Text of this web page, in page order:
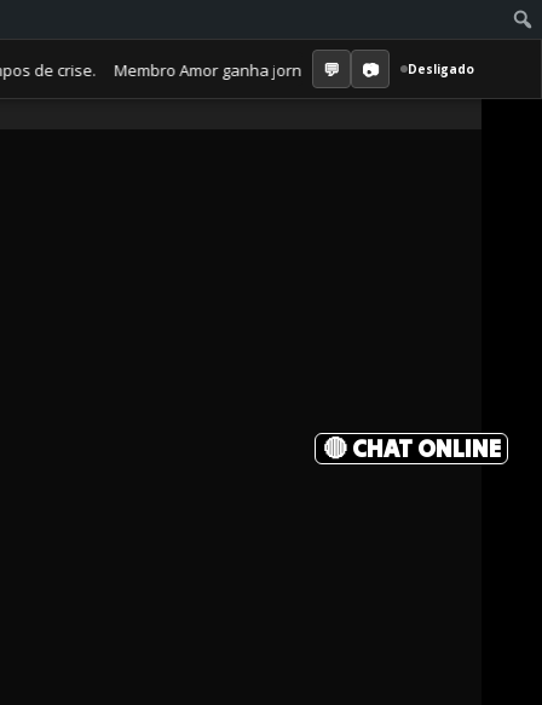
Membro Amor ganha jornal mensal + aula semanal +
Desligado
🔴 CHAT ONLINE